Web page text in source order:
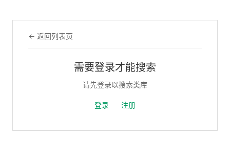
← 返回列表页
需要登录才能搜索
请先登录以搜索类库
登录 注册